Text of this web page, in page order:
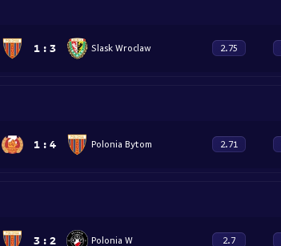
1 : 3 Slask Wroclaw 2.75
1 : 4 Polonia Bytom 2.71
3 : 2 Polonia W 2.7